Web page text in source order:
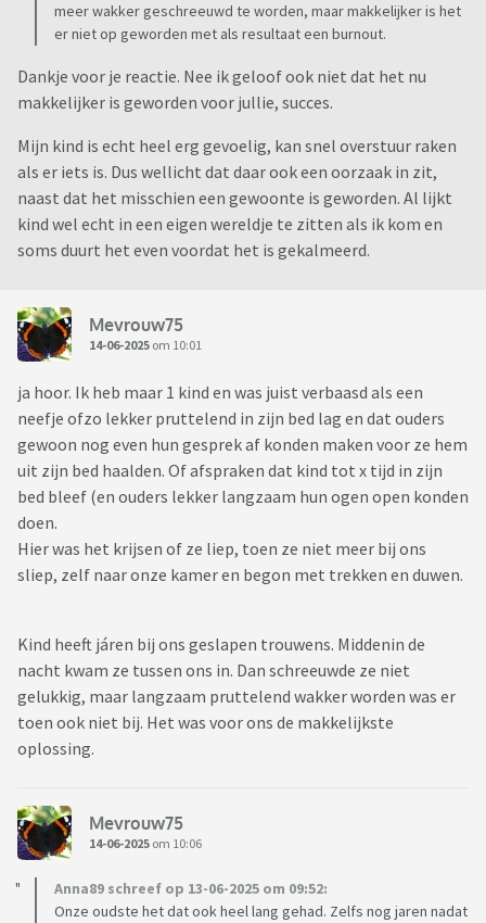
meer wakker geschreeuwd te worden, maar makkelijker is het
er niet op geworden met als resultaat een burnout.
Dankje voor je reactie. Nee ik geloof ook niet dat het nu
makkelijker is geworden voor jullie, succes.
Mijn kind is echt heel erg gevoelig, kan snel overstuur raken
als er iets is. Dus wellicht dat daar ook een oorzaak in zit,
naast dat het misschien een gewoonte is geworden. Al lijkt
kind wel echt in een eigen wereldje te zitten als ik kom en
soms duurt het even voordat het is gekalmeerd.
Mevrouw75
14-06-2025 om 10:01
ja hoor. Ik heb maar 1 kind en was juist verbaasd als een
neefje ofzo lekker pruttelend in zijn bed lag en dat ouders
gewoon nog even hun gesprek af konden maken voor ze hem
uit zijn bed haalden. Of afspraken dat kind tot x tijd in zijn
bed bleef (en ouders lekker langzaam hun ogen open konden
doen.
Hier was het krijsen of ze liep, toen ze niet meer bij ons
sliep, zelf naar onze kamer en begon met trekken en duwen.
Kind heeft járen bij ons geslapen trouwens. Middenin de
nacht kwam ze tussen ons in. Dan schreeuwde ze niet
gelukkig, maar langzaam pruttelend wakker worden was er
toen ook niet bij. Het was voor ons de makkelijkste
oplossing.
Mevrouw75
14-06-2025 om 10:06
Anna89 schreef op 13-06-2025 om 09:52:
Onze oudste het dat ook heel lang gehad. Zelfs nog jaren nadat